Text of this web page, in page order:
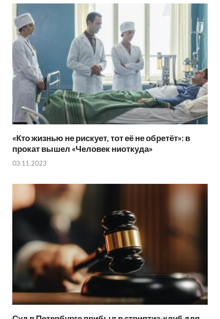
«Кто жизнью не рискует, тот её не обретёт»: в
прокат вышел «Человек ниоткуда»
03.11.2023